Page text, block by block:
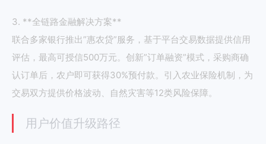
3. **全链路金融解决方案**
联合多家银行推出”惠农贷”服务，基于平台交易数据提供信用
评估，最高可授信500万元。创新”订单融资”模式，采购商确
认订单后，农户即可获得30%预付款。引入农业保险机制，为
交易双方提供价格波动、自然灾害等12类风险保障。
用户价值升级路径